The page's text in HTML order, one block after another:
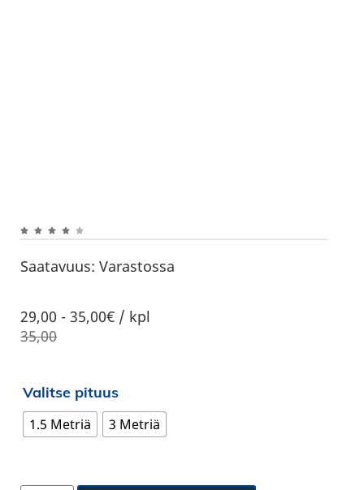
Saatavuus: Varastossa
29,00 -35,00€ / kpl
35,00
Valitse pituus
1.5 Metriä 3 Metriä